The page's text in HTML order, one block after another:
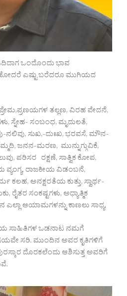
ಒಂದೊಂದು ಭಾವ
ಹೋದರೆ ಎಷ್ಟು ಬರೆದರೂ ಮುಗಿಯದ
ಪ್ರೇಮ,ಪ್ರಣಯಗಳ ತಲ್ಲಣ, ವಿರಹ ವೇದನೆ,
ಸ್ನೇಹ- ಸಂಬಂಧ, ಮೃದುಲತೆ,
ನಲಿವು, ಸುಖ,-ದುಃಖ, ಭರವಸೆ, ಮೌನ-
ಜನನ-ಮರಣ, ಮುನ್ನುಗ್ಗುವಿಕೆ,
ಪರಿಸರ ರಕ್ಷಣೆ, ಸಾತ್ವಿಕ ಕೋಪ,
ರಾಜಕೀಯ ವಿಡಂಬನೆ,
ಅನಕ್ಷರತೆಯ ಕುತ್ತು, ಸ್ವಾರ್ಥ-
ರೈತರ ಸಂಕಷ್ಟಗಳು, ಅಧ್ಯಾತ್ಮಿಕ
ಆಯಾಮಗಳನ್ನು ಕಾಣಲು ಸಾಧ್ಯ.
ಸಾಹಿತಿಗಳ ಒಡನಾಟ ನಮಗೆ
ಸರಿ. ಮುಂದಿನ ಅವರ ಕೃತಿಗಳಿಗೆ
ದೊರಕಲೆಂದು ಆಶಿಸುತ್ತ ಅವರಿಗೆ